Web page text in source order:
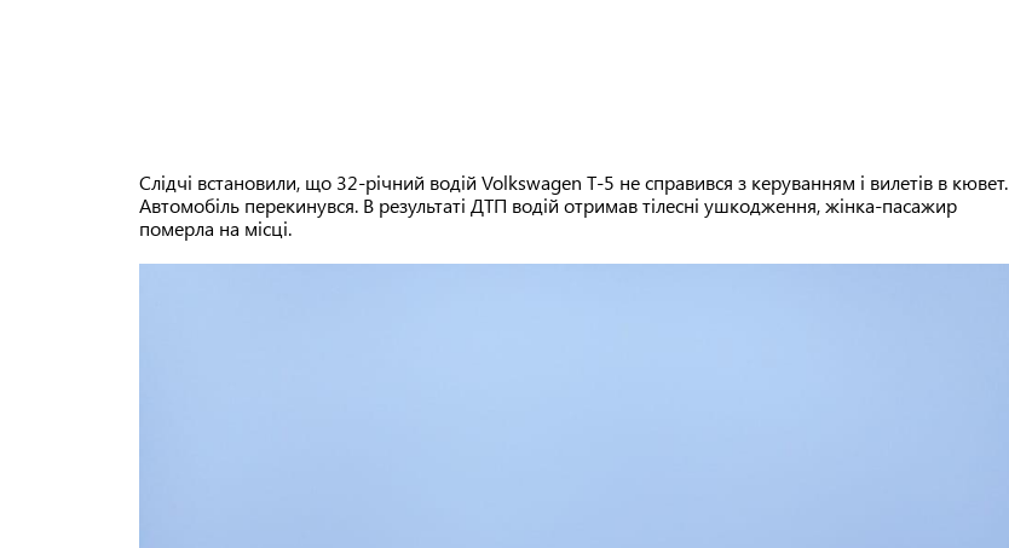
Слідчі встановили, що 32-річний водій Volkswagen Т-5 не справився з керуванням і вилетів в кювет.
Автомобіль перекинувся. В результаті ДТП водій отримав тілесні ушкодження, жінка-пасажир
померла на місці.